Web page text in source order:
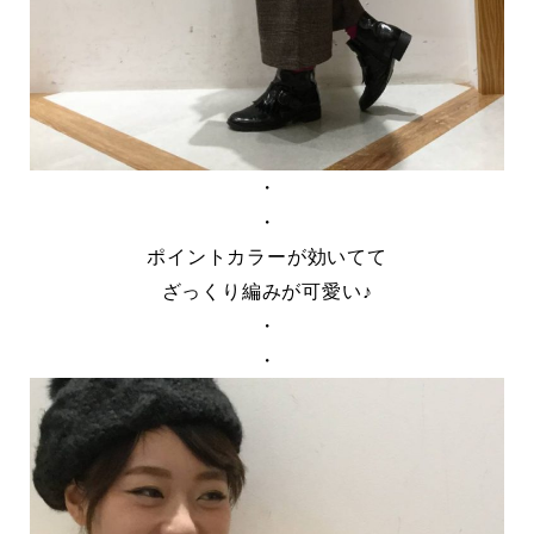
・
・
ポイントカラーが効いてて
ざっくり編みが可愛い♪
・
・